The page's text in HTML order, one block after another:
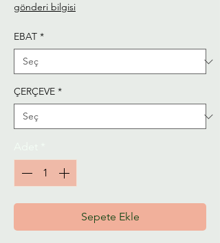
gönderi bilgisi
EBAT *
ÇERÇEVE *
Sepete Ekle